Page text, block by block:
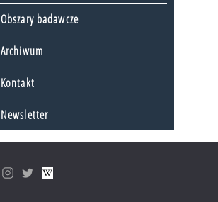
Obszary badawcze
Archiwum
Kontakt
Newsletter